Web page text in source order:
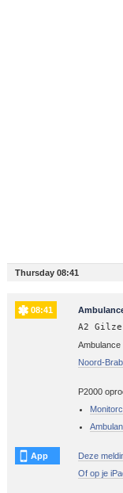
Thursday 08:41
08:41
A2
Ambulance
Noord-
P2000
App
Deze
Of op je